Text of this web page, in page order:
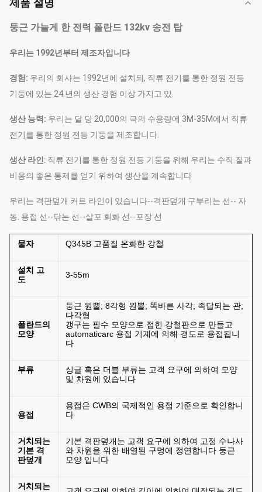
제품 설명
둥근 가늘게 한 전력 폴란드 132kv 송전 탑
우리는 1992년부터 제조자입니다
경험: 우리의 회사는 1992년에 설치되, 직류 전기를 통한 정원 전등
기둥에 있는 24 년의 생산 경험 이상 가지고 있.
생산 능력: 우리는 달 당 20,000의 극의 수용량에 3M-35M에서 직류
전기를 통한 정원 전등 기둥을 제조합니다.
생산 라인 : 직류 전기를 통한 정원 전등 기둥을 위해 우리는 수직 질과
비용의 좋은 통제를 얻기 위하여 생산을 계속합니다
우리는 격판덮개 커트 라인이 있습니다--격판덮개 구부리는 선-- 자
동. 용접 선--닦는 선--살포 회화 선--포장 선
물자 Q345B 고품질 온화한 강철
설치 고
도
3-55m
폴란드의
모양
둥근 원뿔; 8각형 원뿔; 똑바른 사각; 족답되는 관;
다각형
갱구는 필수 모양으로 접힌 강철판으로 만들고
automaticarc 용접 기계에 의해 경도로 용접됩니
다
부류
싱글 혹은 더블 부류는 고객 요구에 의하여 모양
및 차원에 있습니다
용접
용접은 CWB의 국제적인 용접 기준으로 확인합니
다
거치되는
기본 격
판덮개
기본 격판덮개는 고객 요구에 의하여 고정 수나사
와 차원을 위한 배열된 구멍에 정연합니다 둥근
모양 입니다
거치되는